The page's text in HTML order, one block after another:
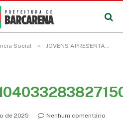
Social » JOVENS APRESENTAM PROJETO FINAL DO CURSO DE ADMINISTRADOR DE REDES
de 2025
Nenhum comentário